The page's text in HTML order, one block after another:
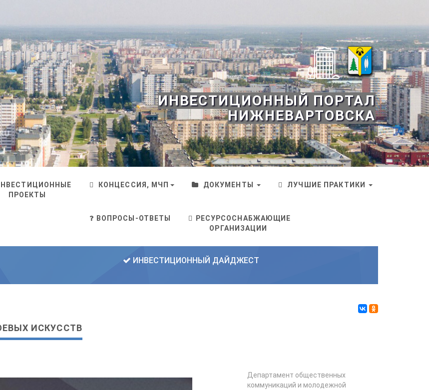
ИНВЕСТИЦИОННЫЙ ПОРТАЛ
НИЖНЕВАРТОВСКА
ПРОЕКТЫ
КОНЦЕССИЯ, МЧП ДОКУМЕНТЫ ЛУЧШИЕ ПРАКТИКИ
ВОПРОСЫ-ОТВЕТЫ
РЕСУРСОСНАБЖАЮЩИЕ
ОРГАНИЗАЦИИ
ИНВЕСТИЦИОННЫЙ ДАЙДЖЕСТ
ИСКУССТВ
Департамент общественных
коммуникаций и молодежной